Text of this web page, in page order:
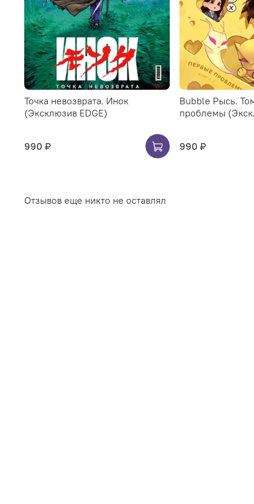
Точка невозврата. Инок
(Эксклюзив EDGE)
990 ₽
Bubble Рысь.
проблемы
990 ₽
Отзывов еще никто не оставлял